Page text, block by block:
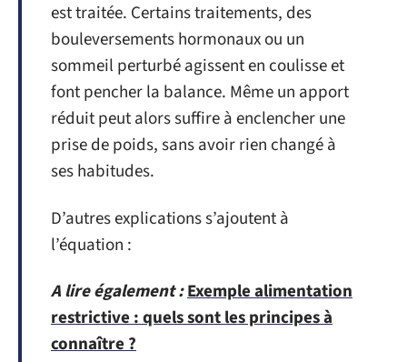
est traitée. Certains traitements, des
bouleversements hormonaux ou un
sommeil perturbé agissent en coulisse et
font pencher la balance. Même un apport
réduit peut alors suffire à enclencher une
prise de poids, sans avoir rien changé à
ses habitudes.
D’autres explications s’ajoutent à
l’équation :
A lire également :Exemple alimentation
restrictive : quels sont les principes à
connaître ?